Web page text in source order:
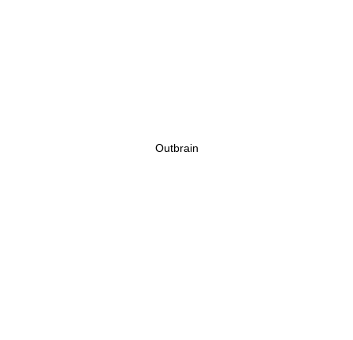
Outbrain